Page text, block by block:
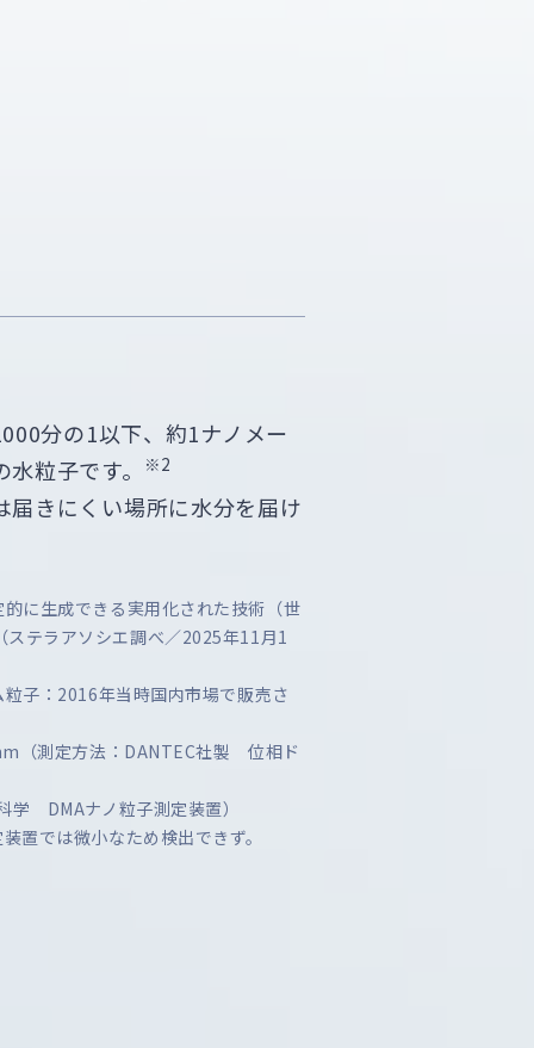
分の1以下、約1ナノメー
粒子です。
※2
きにくい場所に水分を届け
に生成できる実用化された技術（世
テラアソシエ調べ／2025年11月1
子：2016年当時国内市場で販売さ
（測定方法：DANTEC社製 位相ド
学 DMAナノ粒子測定装置）
置では微小なため検出できず。